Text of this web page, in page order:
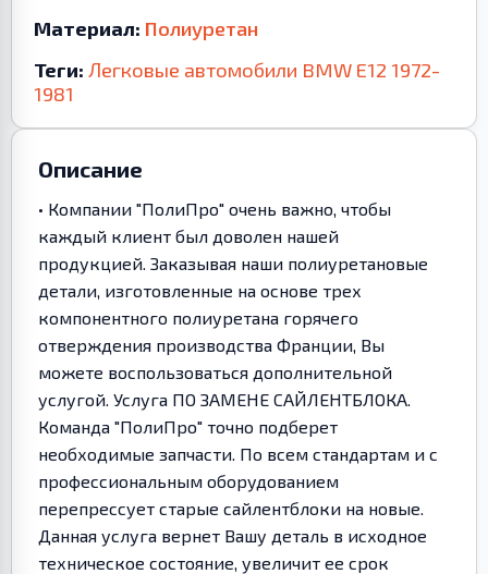
Материал: Полиуретан
Теги: Легковые автомобили BMW E12 1972-
1981
Описание
• Компании "ПолиПро" очень важно, чтобы
каждый клиент был доволен нашей
продукцией. Заказывая наши полиуретановые
детали, изготовленные на основе трех
компонентного полиуретана горячего
отверждения производства Франции, Вы
можете воспользоваться дополнительной
услугой. Услуга ПО ЗАМЕНЕ САЙЛЕНТБЛОКА.
Команда "ПолиПро" точно подберет
необходимые запчасти. По всем стандартам и с
профессиональным оборудованием
перепрессует старые сайлентблоки на новые.
Данная услуга вернет Вашу деталь в исходное
техническое состояние, увеличит ее срок